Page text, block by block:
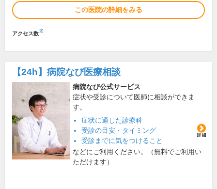
この医院の詳細をみる
アクセス数※
【24h】 病院なび医療相談
病院なび公式サービス
症状や受診について医師に相談ができま
す。
症状に適した診療科
受診の目安・タイミング
受診までに気をつけること
などにご利用ください。（無料でご利用い
ただけます）